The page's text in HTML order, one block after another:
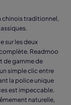
chinois traditionnel,
sur les deux
Readmoo
de gamme de
simple clic entre
la police unique
est impeccable.
naturelle,